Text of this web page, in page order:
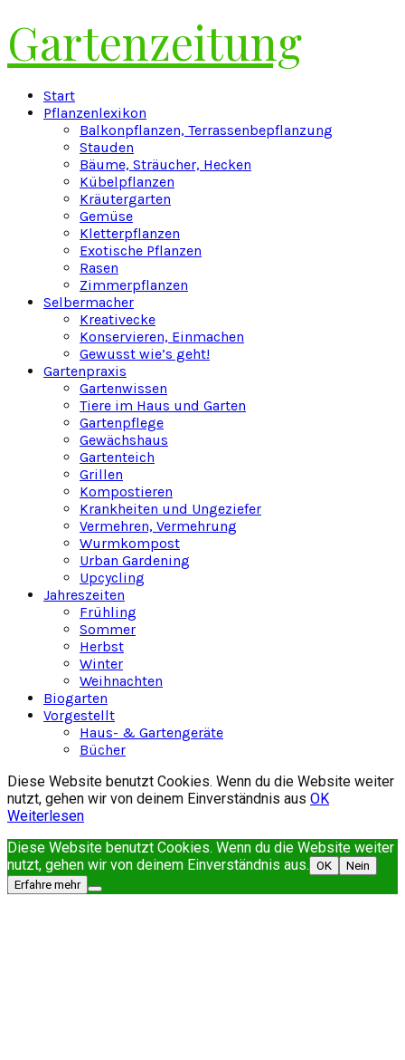
Gartenzeitung
Start
Pflanzenlexikon
Balkonpflanzen, Terrassenbepflanzung
Stauden
Bäume, Sträucher, Hecken
Kübelpflanzen
Kräutergarten
Gemüse
Kletterpflanzen
Exotische Pflanzen
Rasen
Zimmerpflanzen
Selbermacher
Kreativecke
Konservieren, Einmachen
Gewusst wie’s geht!
Gartenpraxis
Gartenwissen
Tiere im Haus und Garten
Gartenpflege
Gewächshaus
Gartenteich
Grillen
Kompostieren
Krankheiten und Ungeziefer
Vermehren, Vermehrung
Wurmkompost
Urban Gardening
Upcycling
Jahreszeiten
Frühling
Sommer
Herbst
Winter
Weihnachten
Biogarten
Vorgestellt
Haus- & Gartengeräte
Bücher
Diese Website benutzt Cookies. Wenn du die Website weiter
nutzt, gehen wir von deinem Einverständnis aus OK
Weiterlesen
Diese Website benutzt Cookies. Wenn du die Website weiter
nutzt, gehen wir von deinem Einverständnis aus. OK
Nein
Erfahre mehr